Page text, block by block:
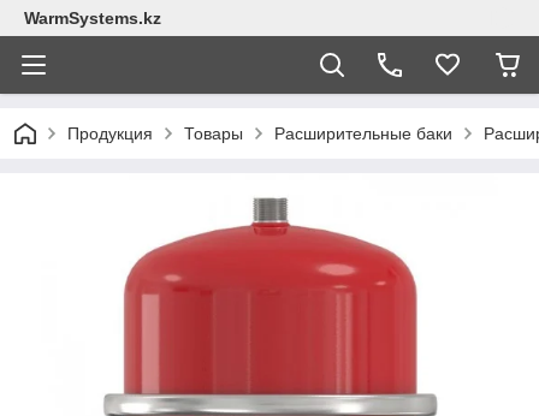
WarmSystems.kz
Продукция Товары Расширительные баки